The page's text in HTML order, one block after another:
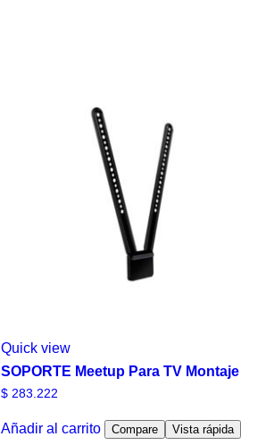
Quick view
SOPORTE Meetup Para TV Montaje
$283.222
Añadir al carrito Compare Vista rápida